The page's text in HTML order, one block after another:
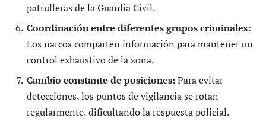
patrulleras de la Guardia Civil.
Coordinación entre diferentes grupos criminales:
Los narcos comparten información para mantener un
control exhaustivo de la zona.
Cambio constante de posiciones:Para evitar
detecciones, los puntos de vigilancia se rotan
regularmente, dificultando la respuesta policial.